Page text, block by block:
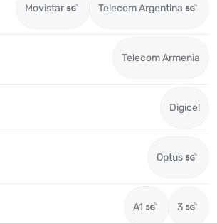
Movistar Telecom Argentina
Telecom Armenia
Digicel
Optus
A1 3